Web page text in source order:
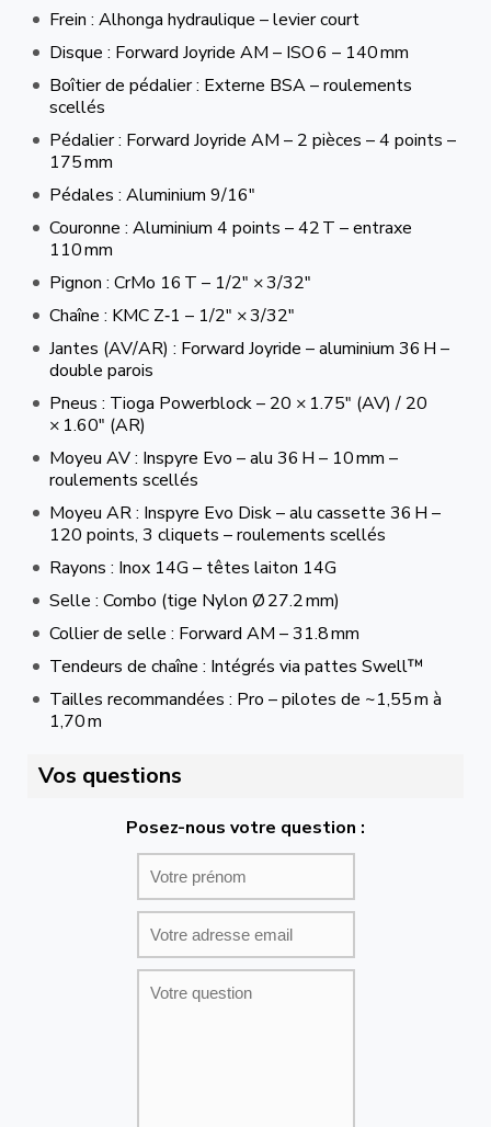
Frein : Alhonga hydraulique – levier court
Disque : Forward Joyride AM – ISO 6 – 140 mm
Boîtier de pédalier : Externe BSA – roulements
scellés
Pédalier : Forward Joyride AM – 2 pièces – 4 points –
175 mm
Pédales : Aluminium 9/16″
Couronne : Aluminium 4 points – 42 T – entraxe
110 mm
Pignon : CrMo 16 T – 1/2″ × 3/32″
Chaîne : KMC Z‑1 – 1/2″ × 3/32″
Jantes (AV/AR) : Forward Joyride – aluminium 36 H –
double parois
Pneus : Tioga Powerblock – 20 × 1.75″ (AV) / 20
× 1.60″ (AR)
Moyeu AV : Inspyre Evo – alu 36 H – 10 mm –
roulements scellés
Moyeu AR : Inspyre Evo Disk – alu cassette 36 H –
120 points, 3 cliquets – roulements scellés
Rayons : Inox 14G – têtes laiton 14G
Selle : Combo (tige Nylon Ø 27.2 mm)
Collier de selle : Forward AM – 31.8 mm
Tendeurs de chaîne : Intégrés via pattes Swell™
Tailles recommandées : Pro – pilotes de ~1,55 m à
1,70 m
Vos questions
Posez-nous votre question :